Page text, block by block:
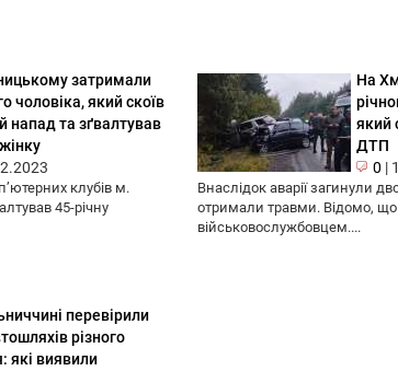
затримали
чоловіка, який скоїв
напад та зґвалтував
клубів м.
45-річну
На
який
ДТП
0 |
Внаслідок аварії загинули
отримали травми. Відомо,
військовослужбовцем....
перевірили
різного
які виявили